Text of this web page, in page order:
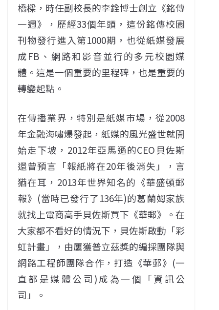
橋樑，時任副校長的李銓博士創立《銘傳
一週》，歷經33個年頭，這份銘傳校園
刊物發行進入第1000期，也從紙媒發展
成FB、網路和影音並行的多元校園媒
體。這是一個重要的里程碑，也是重要的
轉變起點。
在傳播業界，特別是紙媒市場，從2008
年金融海嘯爆發起，紙媒的風光盛世就開
始走下坡，2012年亞馬遜的CEO貝佐斯
還曾預言「報紙將在20年後消失」，言
猶在耳，2013年世界知名的《華盛頓郵
報》(當時已發行了136年)的葛蘭姆家族
就找上電商高手貝佐斯買下《華郵》。在
大家都不看好的情況下，貝佐斯啟動「彩
虹計畫」，由屢獲普立茲獎的編採團隊與
網路工程師團隊合作，打造《華郵》(一
直都是媒體公司)成為一個「資訊公
司」。